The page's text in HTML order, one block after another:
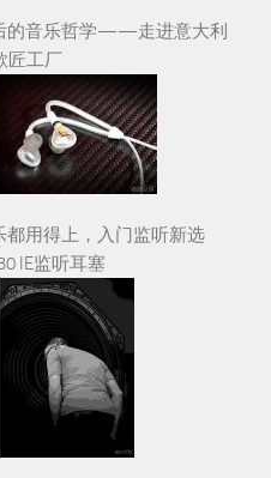
的音乐哲学——走进意大利
匠工厂
都用得上，入门监听新选
IE监听耳塞